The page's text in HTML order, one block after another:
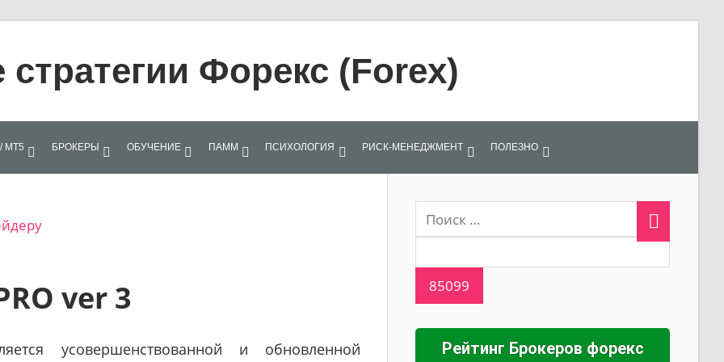
Форекс (Forex)
МТ5 БРОКЕРЫ ОБУЧЕНИЕ ПАММ ПСИХОЛОГИЯ РИСК-МЕНЕДЖМЕНТ ПОЛЕЗНО
ver 3
усовершенствованной и обновленной
Рейтинг Брокеров форекс